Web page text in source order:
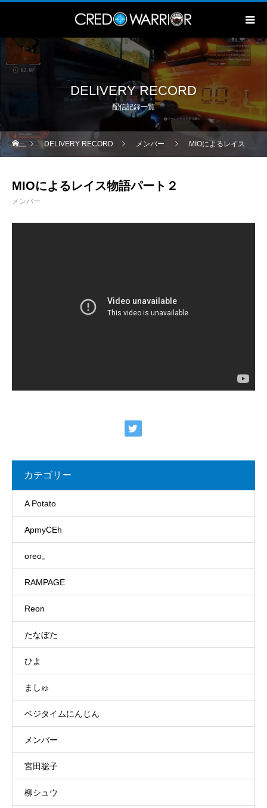
DELIVERY RECORD
配信記録一覧
DELIVERY RECORD メンバー MIOによるレイス物語パート２
MIOによるレイス物語パート２
メンバー
カテゴリー
A Potato
ApmyCEh
oreo。
RAMPAGE
Reon
たなぼた
ひよ
ましゅ
ベジタイムにんじん
メンバー
宮田聡子
柳シュウ